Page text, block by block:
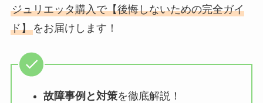
ジュリエッタ購入で【後悔しないための完全ガイ
ド】をお届けします！
故障事例と対策を徹底解説！